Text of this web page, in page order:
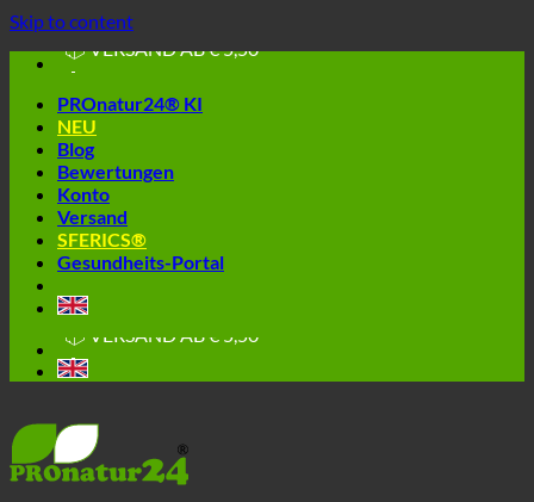
Skip to content
🔆 GESUND. NACHHALTIG.
📦 VERSAND AB € 5,50
🔖 KAUF AUF RECHNUNG
PROnatur24® KI
NEU
Blog
Bewertungen
Konto
Versand
SFERICS®
Gesundheits-Portal
🔆 GESUND. NACHHALTIG.
📦 VERSAND AB € 5,50
🔖 KAUF AUF RECHNUNG